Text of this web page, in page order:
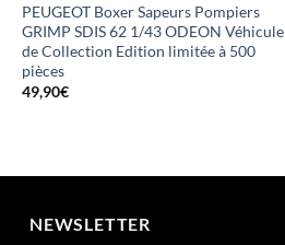
PEUGEOT Boxer Sapeurs Pompiers
GRIMP SDIS 62 1/43 ODEON Véhicule
de Collection Edition limitée à 500
pièces
49,90€
NEWSLETTER